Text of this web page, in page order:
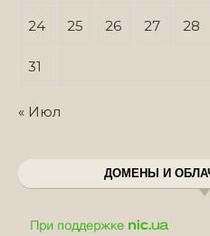
24 25 26 27 28
31
« Июл
ДОМЕНЫ И